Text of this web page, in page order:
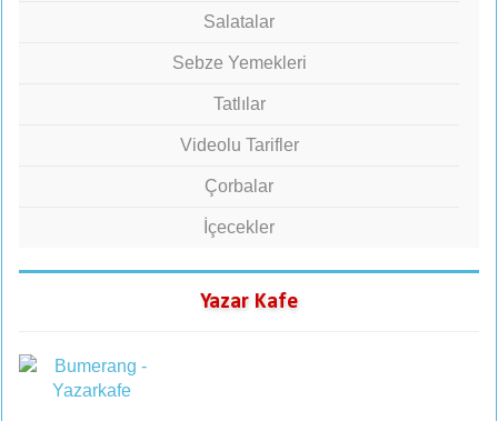
Salatalar
Sebze Yemekleri
Tatlılar
Videolu Tarifler
Çorbalar
İçecekler
Yazar Kafe